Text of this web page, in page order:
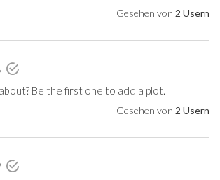
Gesehen von 2 Usern
Be the first one to add a plot.
Gesehen von 2 Usern